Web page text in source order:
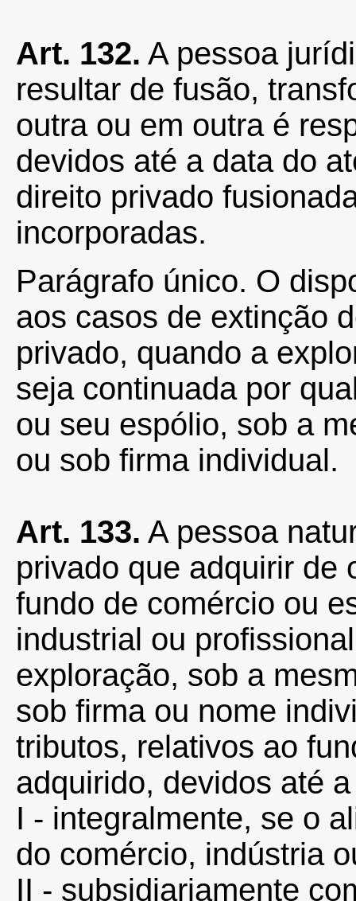
Art. 132. A pessoa
resultar de fusão,
outra ou em outra é
devidos até a data do
direito privado
incorporadas.
Parágrafo único. O
aos casos de extinção
privado, quando a
seja continuada por
ou seu espólio, sob a
ou sob firma individual.
Art. 133. A pessoa
privado que adquirir de
fundo de comércio ou
industrial ou
exploração, sob a
sob firma ou nome
tributos, relativos ao
adquirido, devidos até
I - integralmente, se o
do comércio, indústria
II - subsidiariamente